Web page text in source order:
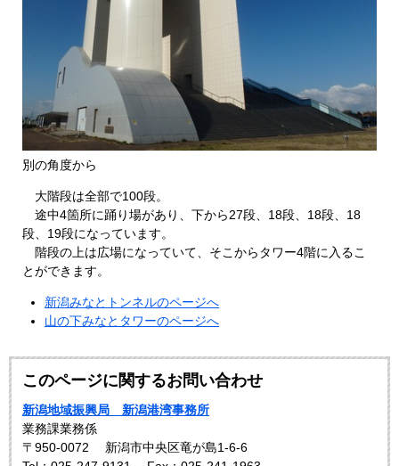
別の角度から
大階段は全部で100段。
途中4箇所に踊り場があり、下から27段、18段、18段、18
段、19段になっています。
階段の上は広場になっていて、そこからタワー4階に入るこ
とができます。
新潟みなとトンネルのページへ
山の下みなとタワーのページへ
このページに関するお問い合わせ
新潟地域振興局 新潟港湾事務所
業務課業務係
〒950-0072
新潟市中央区竜が島1-6-6